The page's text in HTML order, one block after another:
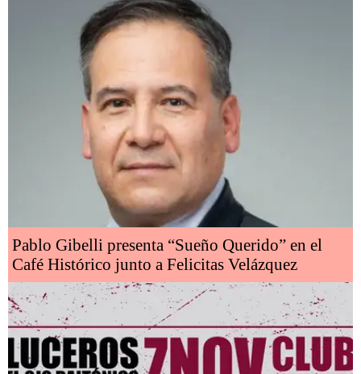
Pablo Gibelli presenta “Sueño Querido” en el
Café Histórico junto a Felicitas Velázquez